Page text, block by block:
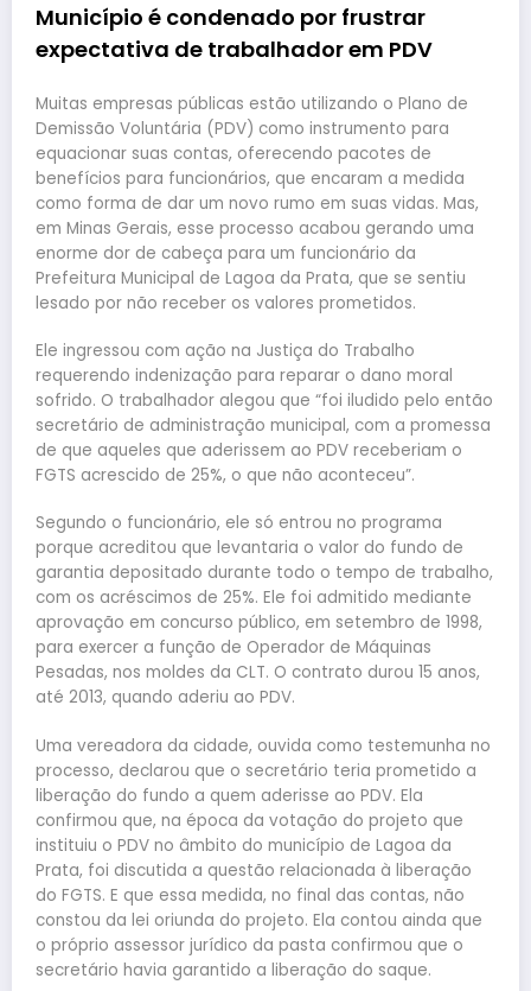
Município é condenado por frustrar
expectativa de trabalhador em PDV
Muitas empresas públicas estão utilizando o Plano de
Demissão Voluntária (PDV) como instrumento para
equacionar suas contas, oferecendo pacotes de
benefícios para funcionários, que encaram a medida
como forma de dar um novo rumo em suas vidas. Mas,
em Minas Gerais, esse processo acabou gerando uma
enorme dor de cabeça para um funcionário da
Prefeitura Municipal de Lagoa da Prata, que se sentiu
lesado por não receber os valores prometidos.
Ele ingressou com ação na Justiça do Trabalho
requerendo indenização para reparar o dano moral
sofrido. O trabalhador alegou que “foi iludido pelo então
secretário de administração municipal, com a promessa
de que aqueles que aderissem ao PDV receberiam o
FGTS acrescido de 25%, o que não aconteceu”.
Segundo o funcionário, ele só entrou no programa
porque acreditou que levantaria o valor do fundo de
garantia depositado durante todo o tempo de trabalho,
com os acréscimos de 25%. Ele foi admitido mediante
aprovação em concurso público, em setembro de 1998,
para exercer a função de Operador de Máquinas
Pesadas, nos moldes da CLT. O contrato durou 15 anos,
até 2013, quando aderiu ao PDV.
Uma vereadora da cidade, ouvida como testemunha no
processo, declarou que o secretário teria prometido a
liberação do fundo a quem aderisse ao PDV. Ela
confirmou que, na época da votação do projeto que
instituiu o PDV no âmbito do município de Lagoa da
Prata, foi discutida a questão relacionada à liberação
do FGTS. E que essa medida, no final das contas, não
constou da lei oriunda do projeto. Ela contou ainda que
o próprio assessor jurídico da pasta confirmou que o
secretário havia garantido a liberação do saque.